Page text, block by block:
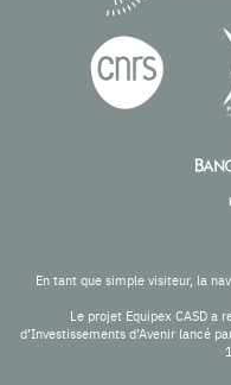
En tant que simple visiteur, la
Le projet Equipex CASD a
d’Investissements d’Avenir lancé